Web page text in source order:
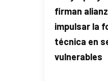
firman
impulsar la
técnica en
vulnerables